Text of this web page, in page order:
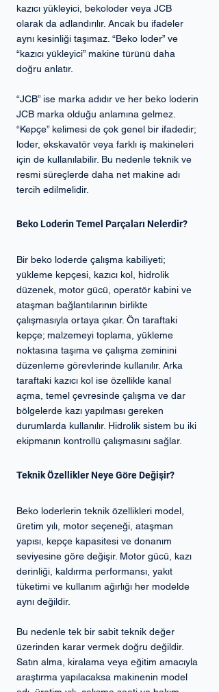
kazıcı yükleyici, bekoloder veya JCB
olarak da adlandırılır. Ancak bu ifadeler
aynı kesinliği taşımaz. “Beko loder” ve
“kazıcı yükleyici” makine türünü daha
doğru anlatır.
“JCB” ise marka adıdır ve her beko loderin
JCB marka olduğu anlamına gelmez.
“Kepçe” kelimesi de çok genel bir ifadedir;
loder, ekskavatör veya farklı iş makineleri
için de kullanılabilir. Bu nedenle teknik ve
resmi süreçlerde daha net makine adı
tercih edilmelidir.
Beko Loderin Temel Parçaları Nelerdir?
Bir beko loderde çalışma kabiliyeti;
yükleme kepçesi, kazıcı kol, hidrolik
düzenek, motor gücü, operatör kabini ve
ataşman bağlantılarının birlikte
çalışmasıyla ortaya çıkar. Ön taraftaki
kepçe; malzemeyi toplama, yükleme
noktasına taşıma ve çalışma zeminini
düzenleme görevlerinde kullanılır. Arka
taraftaki kazıcı kol ise özellikle kanal
açma, temel çevresinde çalışma ve dar
bölgelerde kazı yapılması gereken
durumlarda kullanılır. Hidrolik sistem bu iki
ekipmanın kontrollü çalışmasını sağlar.
Teknik Özellikler Neye Göre Değişir?
Beko loderlerin teknik özellikleri model,
üretim yılı, motor seçeneği, ataşman
yapısı, kepçe kapasitesi ve donanım
seviyesine göre değişir. Motor gücü, kazı
derinliği, kaldırma performansı, yakıt
tüketimi ve kullanım ağırlığı her modelde
aynı değildir.
Bu nedenle tek bir sabit teknik değer
üzerinden karar vermek doğru değildir.
Satın alma, kiralama veya eğitim amacıyla
araştırma yapılacaksa makinenin model